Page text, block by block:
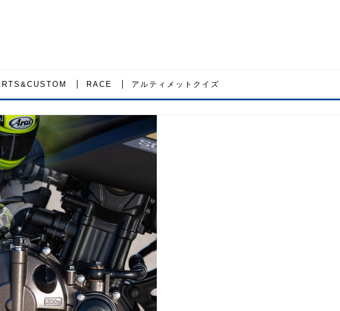
RACE アルティメットクイズ